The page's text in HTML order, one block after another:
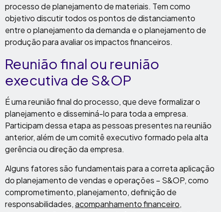
processo de planejamento de materiais. Tem como
objetivo discutir todos os pontos de distanciamento
entre o planejamento da demanda e o planejamento de
produção para avaliar os impactos financeiros.
Reunião final ou reunião
executiva de S&OP
É uma reunião final do processo, que deve formalizar o
planejamento e disseminá-lo para toda a empresa.
Participam dessa etapa as pessoas presentes na reunião
anterior, além de um comitê executivo formado pela alta
gerência ou direção da empresa.
Alguns fatores são fundamentais para a correta aplicação
do planejamento de vendas e operações – S&OP, como
comprometimento, planejamento, definição de
responsabilidades,acompanhamento financeiro,